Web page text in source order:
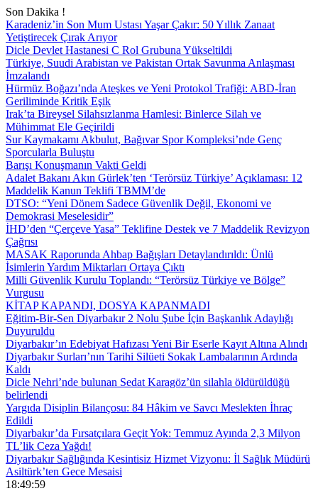
Son Dakika !
Karadeniz’in Son Mum Ustası Yaşar Çakır: 50 Yıllık Zanaat
Yetiştirecek Çırak Arıyor
Dicle Devlet Hastanesi C Rol Grubuna Yükseltildi
Türkiye, Suudi Arabistan ve Pakistan Ortak Savunma Anlaşması
İmzalandı
Hürmüz Boğazı’nda Ateşkes ve Yeni Protokol Trafiği: ABD-İran
Geriliminde Kritik Eşik
Irak’ta Bireysel Silahsızlanma Hamlesi: Binlerce Silah ve
Mühimmat Ele Geçirildi
Sur Kaymakamı Akbulut, Bağıvar Spor Kompleksi’nde Genç
Sporcularla Buluştu
Barışı Konuşmanın Vakti Geldi
Adalet Bakanı Akın Gürlek’ten ‘Terörsüz Türkiye’ Açıklaması: 12
Maddelik Kanun Teklifi TBMM’de
DTSO: “Yeni Dönem Sadece Güvenlik Değil, Ekonomi ve
Demokrasi Meselesidir”
İHD’den “Çerçeve Yasa” Teklifine Destek ve 7 Maddelik Revizyon
Çağrısı
MASAK Raporunda Ahbap Bağışları Detaylandırıldı: Ünlü
İsimlerin Yardım Miktarları Ortaya Çıktı
Milli Güvenlik Kurulu Toplandı: “Terörsüz Türkiye ve Bölge”
Vurgusu
KİTAP KAPANDI, DOSYA KAPANMADI
Eğitim-Bir-Sen Diyarbakır 2 Nolu Şube İçin Başkanlık Adaylığı
Duyuruldu
Diyarbakır’ın Edebiyat Hafızası Yeni Bir Eserle Kayıt Altına Alındı
Diyarbakır Surları’nın Tarihi Silüeti Sokak Lambalarının Ardında
Kaldı
Dicle Nehri’nde bulunan Sedat Karagöz’ün silahla öldürüldüğü
belirlendi
Yargıda Disiplin Bilançosu: 84 Hâkim ve Savcı Meslekten İhraç
Edildi
Diyarbakır’da Fırsatçılara Geçit Yok: Temmuz Ayında 2,3 Milyon
TL’lik Ceza Yağdı!
Diyarbakır Sağlığında Kesintisiz Hizmet Vizyonu: İl Sağlık Müdürü
Asiltürk’ten Gece Mesaisi
18:50:00